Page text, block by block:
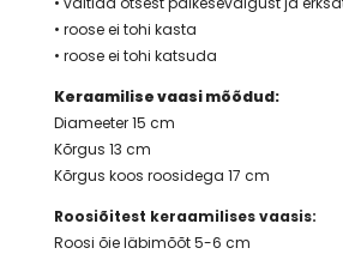
• roose ei tohi kasta
• roose ei tohi katsuda
Keraamilise vaasi mõõdud:
Diameeter 15 cm
Kõrgus 13 cm
Kõrgus koos roosidega 17 cm
Roosiõitest keraamilises vaasis:
Roosi õie läbimõõt 5-6 cm